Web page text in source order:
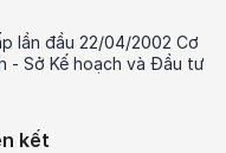
lần đầu 22/04/2002 Cơ
- Sở Kế hoạch và Đầu tư
kết